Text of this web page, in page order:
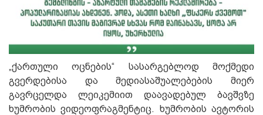
„ქართული ოცნების“ სასარგებლოდ მოქმედი
გვერდებისა და მედიასაშუალებების მიერ
გავრცელდა ლეიკემიით დაავადებულ ბავშვზე
ხუმრობის ვიდეოფრაგმენტიც. ხუმრობის ავტორის